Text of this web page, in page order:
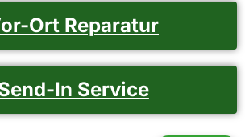
Ort Reparatur
In Service